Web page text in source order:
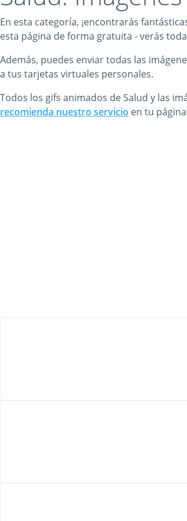
En esta categoría, ¡encontrarás
esta página de forma gratuita - verás
Además, puedes enviar todas las
a tus tarjetas virtuales personales.
Todos los gifs animados de Salud y las
recomienda nuestro servicio en tu